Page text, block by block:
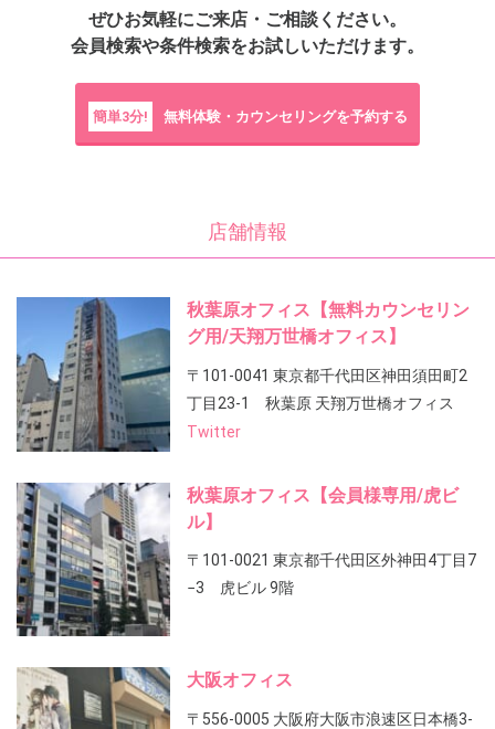
ぜひお気軽にご来店・ご相談ください。
会員検索や条件検索をお試しいただけます。
簡単3分! 無料体験・カウンセリングを予約する
店舗情報
秋葉原オフィス【無料カウンセリン
グ用/天翔万世橋オフィス】
〒101-0041 東京都千代田区神田須田町2
丁目23-1 秋葉原 天翔万世橋オフィス
Twitter
秋葉原オフィス【会員様専用/虎ビ
ル】
〒101-0021 東京都千代田区外神田4丁目7
−3 虎ビル 9階
大阪オフィス
〒556-0005 大阪府大阪市浪速区日本橋3-